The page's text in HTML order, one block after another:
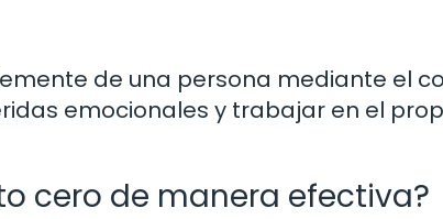
de una persona mediante el
emocionales y trabajar en el
cero de manera efectiva?